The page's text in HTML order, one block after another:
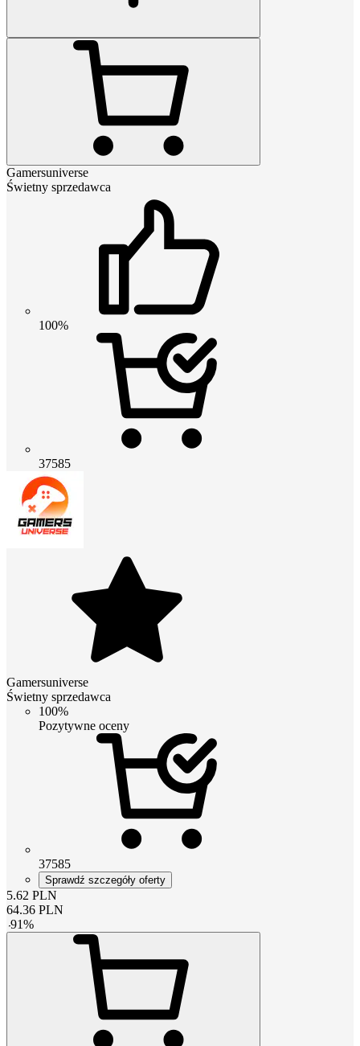
Gamersuniverse
Świetny sprzedawca
100%
37585
Gamersuniverse
Świetny sprzedawca
100%
Pozytywne oceny
37585
Sprawdź szczegóły oferty
5.62 PLN
64.36 PLN
-91%